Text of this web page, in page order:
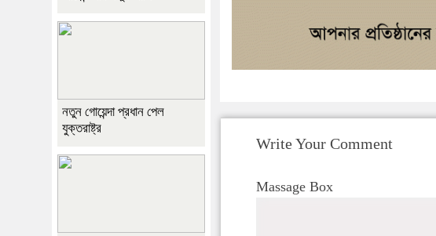
Write Your Comment
Massage Box
নতুন গোয়েন্দা প্রধান পেল
যুক্তরাষ্ট্র